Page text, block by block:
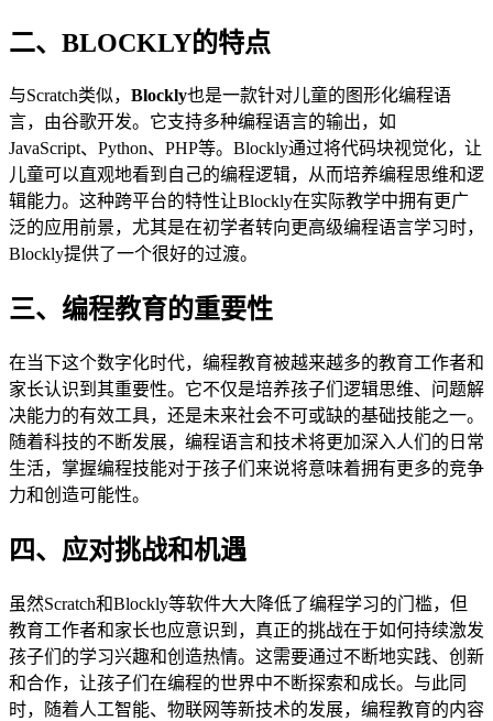
二、BLOCKLY的特点
与Scratch类似， Blockly也是一款针对儿童的图形化编程语
言，由谷歌开发。它支持多种编程语言的输出，如
JavaScript、Python、PHP等。Blockly通过将代码块视觉化，让
儿童可以直观地看到自己的编程逻辑，从而培养编程思维和逻
辑能力。这种跨平台的特性让Blockly在实际教学中拥有更广
泛的应用前景，尤其是在初学者转向更高级编程语言学习时，
Blockly提供了一个很好的过渡。
三、编程教育的重要性
在当下这个数字化时代，编程教育被越来越多的教育工作者和
家长认识到其重要性。它不仅是培养孩子们逻辑思维、问题解
决能力的有效工具，还是未来社会不可或缺的基础技能之一。
随着科技的不断发展，编程语言和技术将更加深入人们的日常
生活，掌握编程技能对于孩子们来说将意味着拥有更多的竞争
力和创造可能性。
四、应对挑战和机遇
虽然Scratch和Blockly等软件大大降低了编程学习的门槛，但
教育工作者和家长也应意识到，真正的挑战在于如何持续激发
孩子们的学习兴趣和创造热情。这需要通过不断地实践、创新
和合作，让孩子们在编程的世界中不断探索和成长。与此同
时，随着人工智能、物联网等新技术的发展，编程教育的内容